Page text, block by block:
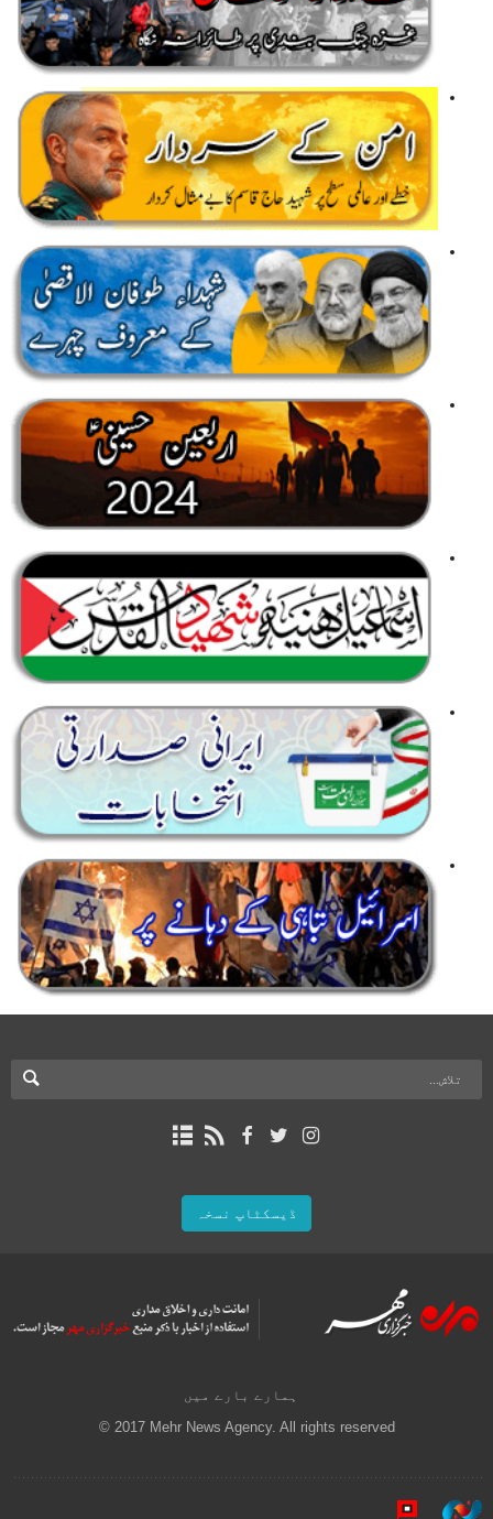
ڈیسکٹاپ نسخہ
ہمارے بارے میں
© 2017 Mehr News Agency. All rights reserved